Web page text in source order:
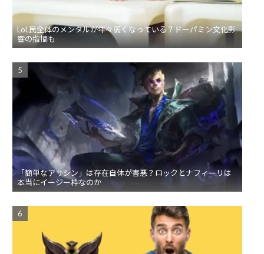
LoL民全体のメンタルが年々弱くなっている？ドーパミン文化影
響の指摘も
「簡単なアサシン」は存在自体が害悪？ロックとナフィーリは
本当にイージー枠なのか